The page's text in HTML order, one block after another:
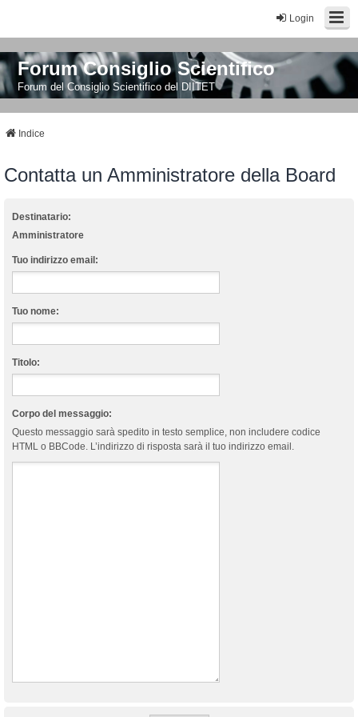
Login
Forum Consiglio Scientifico
Forum del Consiglio Scientifico del DIITET
Indice
Contatta un Amministratore della Board
Destinatario:
Amministratore
Tuo indirizzo email:
Tuo nome:
Titolo:
Corpo del messaggio:
Questo messaggio sarà spedito in testo semplice, non includere codice
HTML o BBCode. L’indirizzo di risposta sarà il tuo indirizzo email.